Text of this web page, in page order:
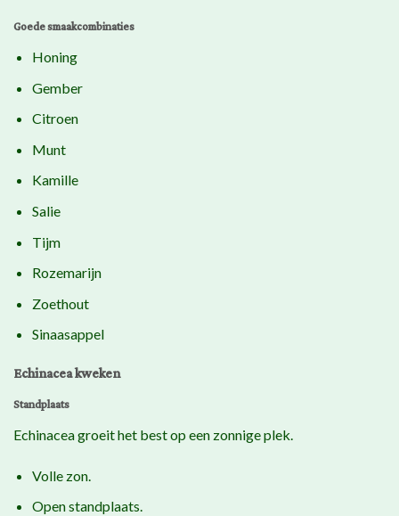
Goede smaakcombinaties
Honing
Gember
Citroen
Munt
Kamille
Salie
Tijm
Rozemarijn
Zoethout
Sinaasappel
Echinacea kweken
Standplaats
Echinacea groeit het best op een zonnige plek.
Volle zon.
Open standplaats.